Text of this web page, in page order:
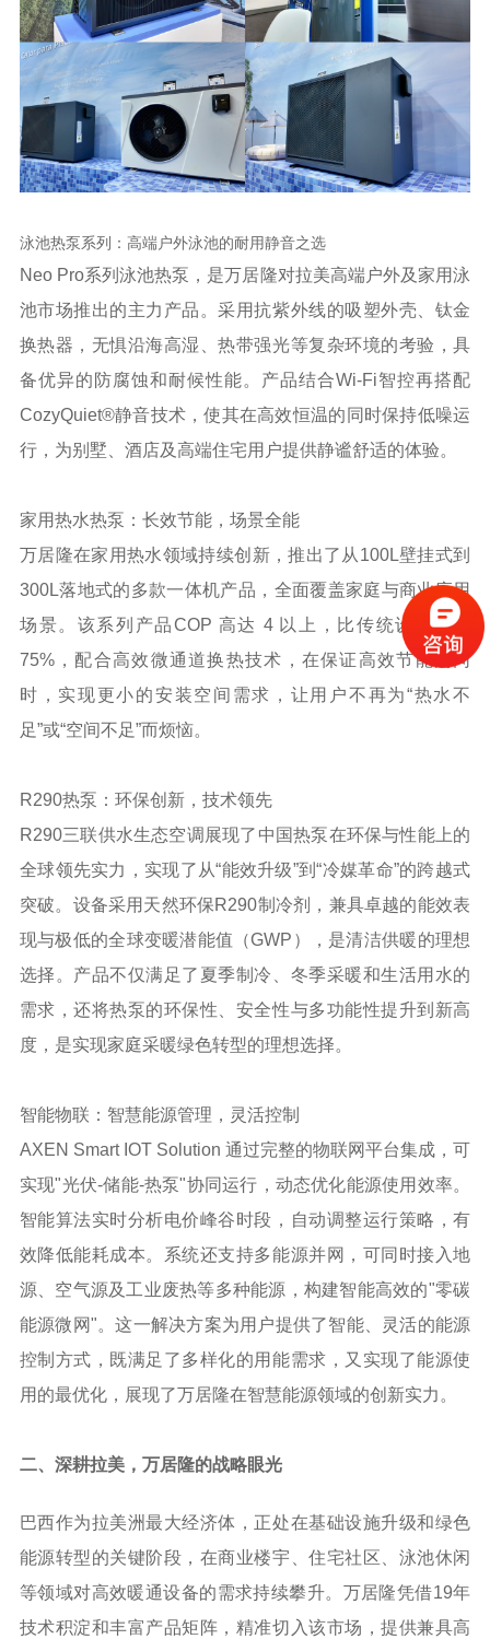
泳池热泵系列：高端户外泳池的耐用静音之选
Neo Pro系列泳池热泵，是万居隆对拉美高端户外及家用泳
池市场推出的主力产品。采用抗紫外线的吸塑外壳、钛金
换热器，无惧沿海高湿、热带强光等复杂环境的考验，具
备优异的防腐蚀和耐候性能。产品结合Wi-Fi智控再搭配
CozyQuiet®静音技术，使其在高效恒温的同时保持低噪运
行，为别墅、酒店及高端住宅用户提供静谧舒适的体验。
家用热水热泵：长效节能，场景全能
万居隆在家用热水领域持续创新，推出了从100L壁挂式到
300L落地式的多款一体机产品，全面覆盖家庭与商业应用
场景。该系列产品COP 高达 4 以上，比传统设备节能
75%，配合高效微通道换热技术，在保证高效节能的同
时，实现更小的安装空间需求，让用户不再为“热水不
足”或“空间不足”而烦恼。
R290热泵：环保创新，技术领先
R290三联供水生态空调展现了中国热泵在环保与性能上的
全球领先实力，实现了从“能效升级”到“冷媒革命”的跨越式
突破。设备采用天然环保R290制冷剂，兼具卓越的能效表
现与极低的全球变暖潜能值（GWP ），是清洁供暖的理想
选择。产品不仅满足了夏季制冷、冬季采暖和生活用水的
需求，还将热泵的环保性、安全性与多功能性提升到新高
度，是实现家庭采暖绿色转型的理想选择。
智能物联：智慧能源管理，灵活控制
AXEN Smart IOT Solution 通过完整的物联网平台集成，可
实现"光伏-储能-热泵"协同运行，动态优化能源使用效率。
智能算法实时分析电价峰谷时段，自动调整运行策略，有
效降低能耗成本。系统还支持多能源并网，可同时接入地
源、空气源及工业废热等多种能源，构建智能高效的"零碳
能源微网"。这一解决方案为用户提供了智能、灵活的能源
控制方式，既满足了多样化的用能需求，又实现了能源使
用的最优化，展现了万居隆在智慧能源领域的创新实力。
二、深耕拉美，万居隆的战略眼光
巴西作为拉美洲最大经济体，正处在基础设施升级和绿色
能源转型的关键阶段，在商业楼宇、住宅社区、泳池休闲
等领域对高效暖通设备的需求持续攀升。万居隆凭借19年
技术积淀和丰富产品矩阵，精准切入该市场，提供兼具高